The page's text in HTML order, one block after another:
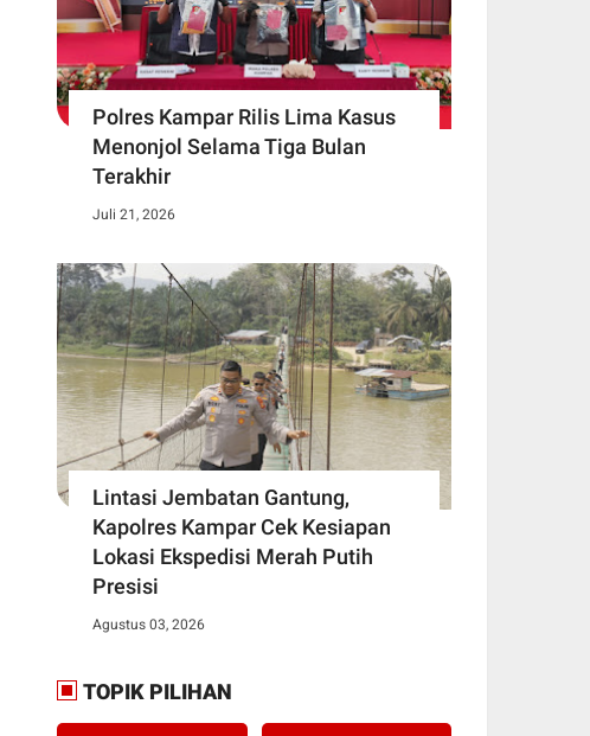
Polres Kampar Rilis Lima Kasus
Menonjol Selama Tiga Bulan
Terakhir
Juli 21, 2026
Lintasi Jembatan Gantung,
Kapolres Kampar Cek Kesiapan
Lokasi Ekspedisi Merah Putih
Presisi
Agustus 03, 2026
TOPIK PILIHAN